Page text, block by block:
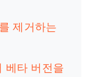
제거하는
베타 버전을